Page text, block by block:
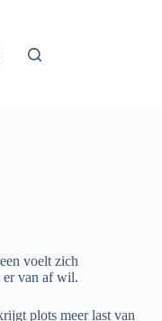
voelt zich
er van af wil.
plots meer last van